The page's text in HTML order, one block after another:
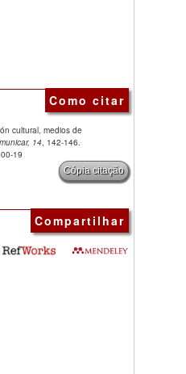
Como citar
cultural, medios de
14, 142-146.
19
Cópia citação
Compartilhar